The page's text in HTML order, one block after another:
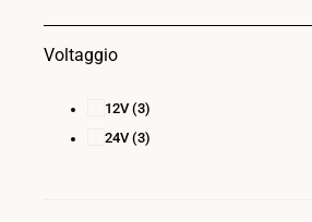
Voltaggio
12V (3)
24V (3)